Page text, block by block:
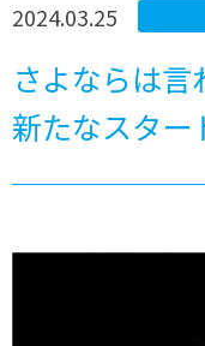
2024.03.25
さよならは
新たなスター